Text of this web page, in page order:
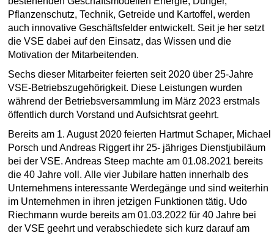
Pflanzenschutz, Technik, Getreide und Kartoffel, werden
auch innovative Geschäftsfelder entwickelt. Seit je her setzt
die VSE dabei auf den Einsatz, das Wissen und die
Motivation der Mitarbeitenden.
Sechs dieser Mitarbeiter feierten seit 2020 über 25-Jahre
VSE-Betriebszugehörigkeit. Diese Leistungen wurden
während der Betriebsversammlung im März 2023 erstmals
öffentlich durch Vorstand und Aufsichtsrat geehrt.
Bereits am 1. August 2020 feierten Hartmut Schaper, Michael
Porsch und Andreas Riggert ihr 25- jähriges Dienstjubiläum
bei der VSE. Andreas Steep machte am 01.08.2021 bereits
die 40 Jahre voll. Alle vier Jubilare hatten innerhalb des
Unternehmens interessante Werdegänge und sind weiterhin
im Unternehmen in ihren jetzigen Funktionen tätig. Udo
Riechmann wurde bereits am 01.03.2022 für 40 Jahre bei
der VSE geehrt und verabschiedete sich kurz darauf am